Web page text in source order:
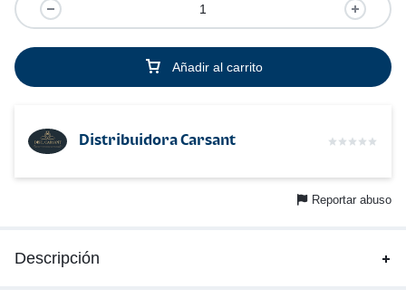
Añadir al carrito
Distribuidora Carsant
Reportar abuso
Descripción